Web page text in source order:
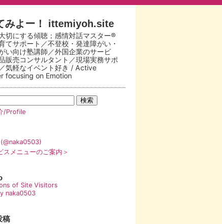
みよー！ ittemiyoh.site
切にする傾聴；感情対話マスター®
てサポート／不登校・発達障がい・
い向け塾講師／外国企業のサービ
販売コンサルタント／現場実務サポ
気軽なイベント好き / Active
focusing on Emotion
/Profile
スメニューのご案内＞
naka0503
稿